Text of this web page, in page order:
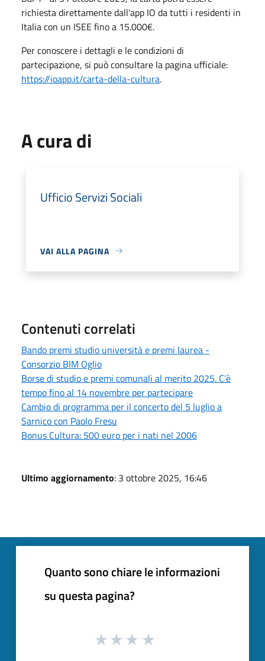
richiesta direttamente dall'app IO da tutti i residenti in
Italia con un ISEE fino a 15.000€.
Per conoscere i dettagli e le condizioni di
partecipazione, si può consultare la pagina ufficiale:
https://ioapp.it/carta-della-cultura.
A cura di
Ufficio Servizi Sociali
VAI ALLA PAGINA
Contenuti correlati
Bando premi studio università e premi laurea -
Consorzio BIM Oglio
Borse di studio e premi comunali al merito 2025. C’è
tempo fino al 14 novembre per partecipare
Cambio di programma per il concerto del 5 luglio a
Sarnico con Paolo Fresu
Bonus Cultura: 500 euro per i nati nel 2006
Ultimo aggiornamento: 3 ottobre 2025, 16:46
Quanto sono chiare le informazioni
su questa pagina?